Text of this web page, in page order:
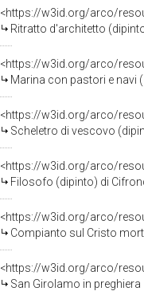
<https://w3id.org/arco/
Ritratto d'architetto
<https://w3id.org/arco/
Marina con pastori e navi
<https://w3id.org/arco/
Scheletro di vescovo
<https://w3id.org/arco/
Filosofo (dipinto) di
<https://w3id.org/arco/
Compianto sul Cristo
<https://w3id.org/arco/
San Girolamo in